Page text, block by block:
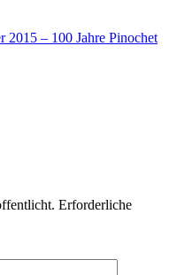
2015 – 100 Jahre Pinochet
Erforderliche